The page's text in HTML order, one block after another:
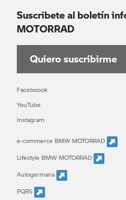
Suscribete al boletín
MOTORRAD
Quiero suscribirme
Faceboook
YouTube
Instagram
e-commerce BMW MOTORRAD
Lifestyle BMW MOTORRAD
Autogermana
PQRS